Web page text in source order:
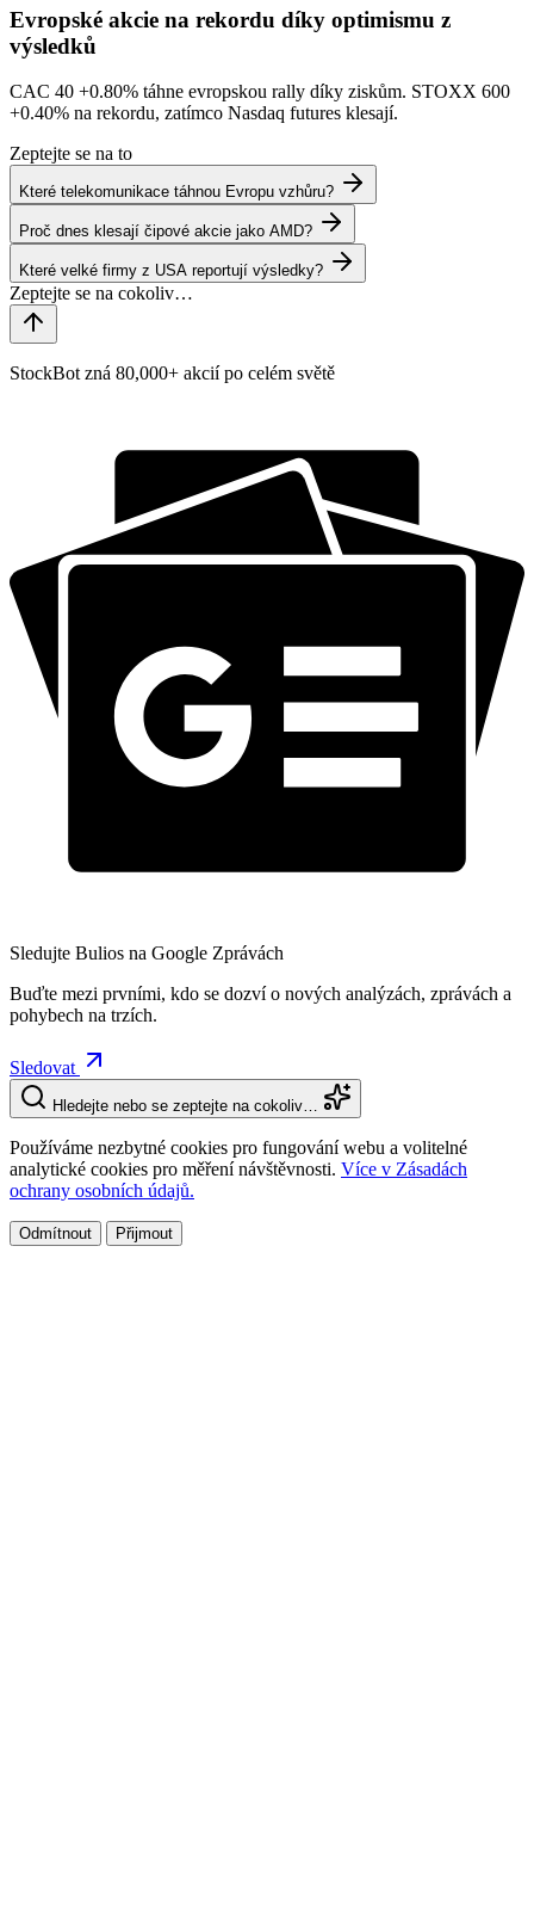
Evropské akcie na rekordu díky optimismu z
výsledků
CAC 40 +0.80% táhne evropskou rally díky ziskům. STOXX 600
+0.40% na rekordu, zatímco Nasdaq futures klesají.
Zeptejte se na to
Které telekomunikace táhnou Evropu vzhůru?
Proč dnes klesají čipové akcie jako AMD?
Které velké firmy z USA reportují výsledky?
StockBot zná 80,000+ akcií po celém světě
Sledujte Bulios na Google Zprávách
Buďte mezi prvními, kdo se dozví o nových analýzách, zprávách a
pohybech na trzích.
Sledovat
Hledejte nebo se zeptejte na cokoliv…
Používáme nezbytné cookies pro fungování webu a volitelné
analytické cookies pro měření návštěvnosti. Více v Zásadách
ochrany osobních údajů.
Odmítnout Přijmout